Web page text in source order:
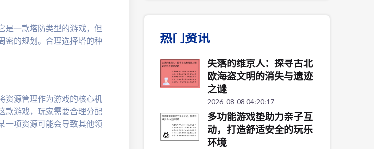
是一款塔防类型的游戏，但
密的规划。合理选择塔的种
资源管理作为游戏的核心机
款游戏，玩家需要合理分配
一项资源可能会导致其他领
热门资讯
失落的维京人：探寻古北
欧海盗文明的消失与遗迹
之谜
2026-08-08 04:20:17
多功能游戏垫助力亲子互
动，打造舒适安全的玩乐
环境